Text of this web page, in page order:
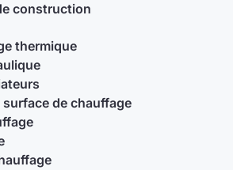
construction
thermique
de chauffage